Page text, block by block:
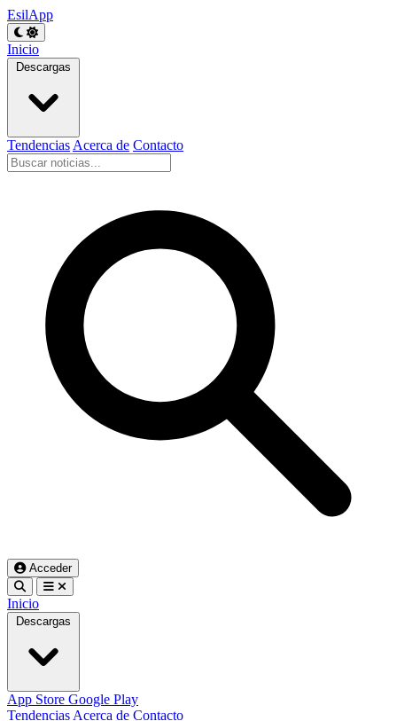
EsilApp
Inicio
Descargas
Tendencias Acerca de Contacto
Acceder
Inicio
Descargas
App Store Google Play
Tendencias Acerca de Contacto